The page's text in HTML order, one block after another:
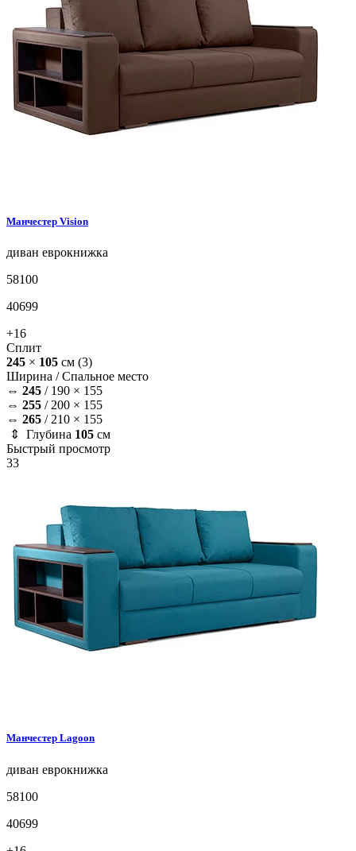
Манчестер Vision
диван еврокнижка
58100
40699
+16
Сплит
245 × 105 см (3)
Ширина /Спальное место
⇔ 245 / 190 × 155
⇔ 255 / 200 × 155
⇔ 265 / 210 × 155
⇕ Глубина 105 см
Быстрый просмотр
33
Манчестер Lagoon
диван еврокнижка
58100
40699